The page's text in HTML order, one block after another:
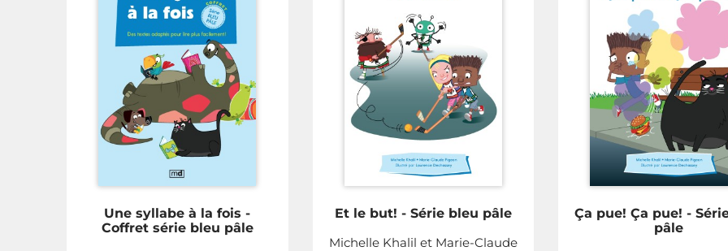
Une syllabe à la fois -
Coffret série bleu pâle
Et le but! - Série bleu pâle
Michelle Khalil et Marie-Claude
Ça pue! Ça pue! -
pâle